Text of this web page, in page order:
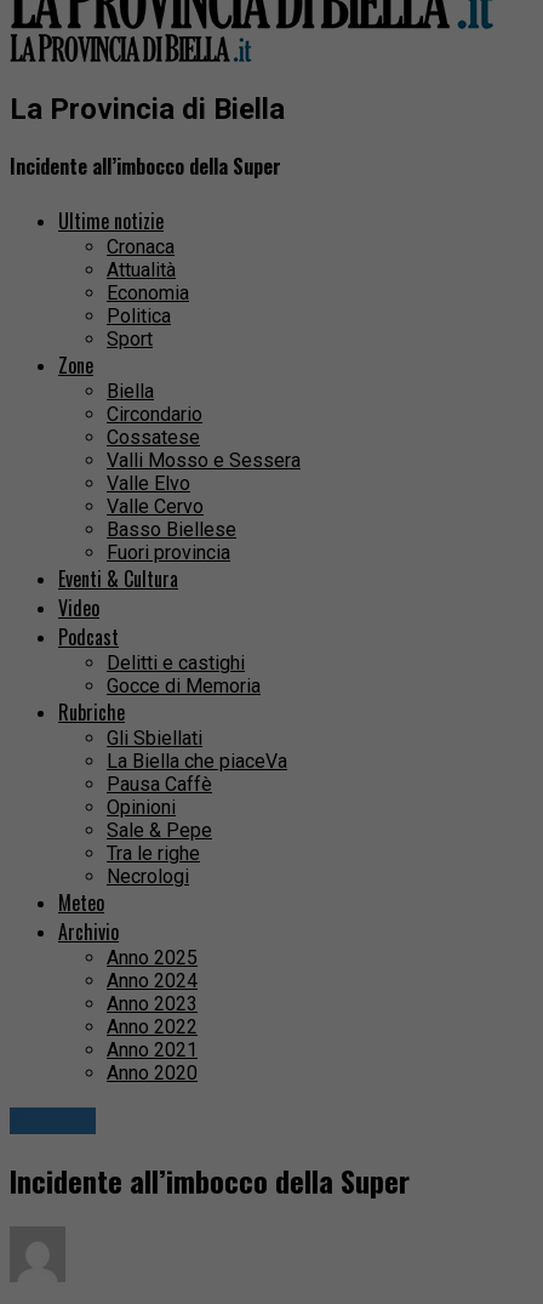
La Provincia di Biella
Incidente all’imbocco della Super
Ultime notizie
Cronaca
Attualità
Economia
Politica
Sport
Zone
Biella
Circondario
Cossatese
Valli Mosso e Sessera
Valle Elvo
Valle Cervo
Basso Biellese
Fuori provincia
Eventi & Cultura
Video
Podcast
Delitti e castighi
Gocce di Memoria
Rubriche
Gli Sbiellati
La Biella che piaceVa
Pausa Caffè
Opinioni
Sale & Pepe
Tra le righe
Necrologi
Meteo
Archivio
Anno 2025
Anno 2024
Anno 2023
Anno 2022
Anno 2021
Anno 2020
Incidente all’imbocco della Super